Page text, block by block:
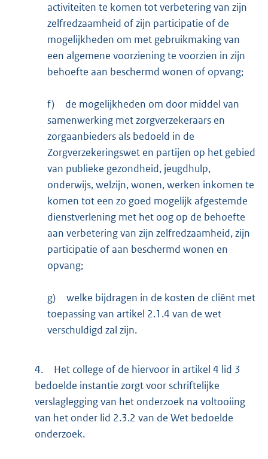
activiteiten te komen tot verbetering van zijn
zelfredzaamheid of zijn participatie of de
mogelijkheden om met gebruikmaking van
een algemene voorziening te voorzien in zijn
behoefte aan beschermd wonen of opvang;
f)
de mogelijkheden om door middel van
samenwerking met zorgverzekeraars en
zorgaanbieders als bedoeld in de
Zorgverzekeringswet en partijen op het gebied
van publieke gezondheid, jeugdhulp,
onderwijs, welzijn, wonen, werken inkomen te
komen tot een zo goed mogelijk afgestemde
dienstverlening met het oog op de behoefte
aan verbetering van zijn zelfredzaamheid, zijn
participatie of aan beschermd wonen en
opvang;
g)
welke bijdragen in de kosten de cliënt met
toepassing van artikel 2.1.4 van de wet
verschuldigd zal zijn.
4.
Het college of de hiervoor in artikel 4 lid 3
bedoelde instantie zorgt voor schriftelijke
verslaglegging van het onderzoek na voltooiing
van het onder lid 2.3.2 van de Wet bedoelde
onderzoek.